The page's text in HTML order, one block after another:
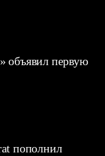
объявил первую
пополнил